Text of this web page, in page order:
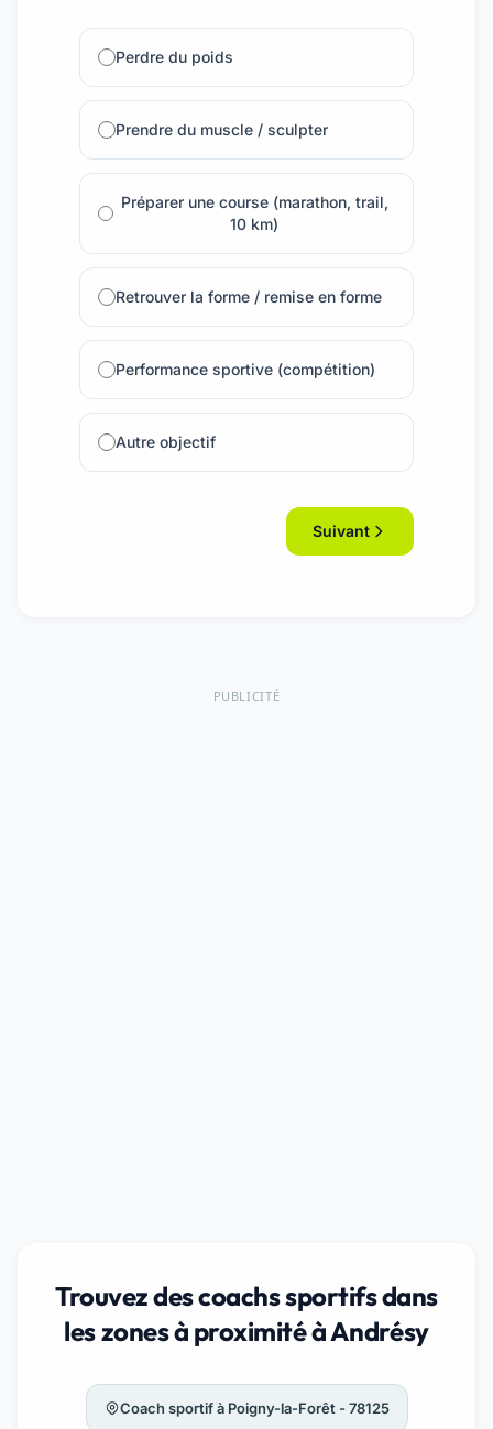
Perdre du poids
Prendre du muscle / sculpter
Préparer une course (marathon, trail,
10 km)
Retrouver la forme / remise en forme
Performance sportive (compétition)
Autre objectif
Suivant
PUBLICITÉ
Trouvez des coachs sportifs dans
les zones à proximité à Andrésy
Coach sportif à Poigny-la-Forêt - 78125